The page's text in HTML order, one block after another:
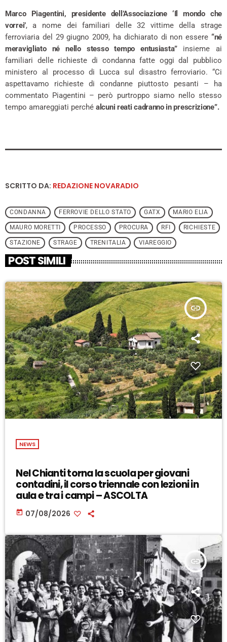
Marco Piagentini, presidente dell’Associazione ‘Il mondo che
vorrei’, a nome dei familiari delle 32 vittime della strage
ferroviaria del 29 giugno 2009, ha dichiarato di non essere “né
meravigliato né nello stesso tempo entusiasta”insieme ai
familiari delle richieste di condanna fatte oggi dal pubblico
ministero al processo di Lucca sul disastro ferroviario. “Ci
aspettavamo richieste di condanne piuttosto pesanti – ha
commentato Piagentini – però purtroppo siamo nello stesso
tempo amareggiati perché alcuni reati cadranno in prescrizione”.
SCRITTO DA: REDAZIONE NOVARADIO
CONDANNA FERROVIE DELLO STATO GATX MARIO ELIA
MAURO MORETTI PROCESSO PROCURA RFI RICHIESTE
STAZIONE STRAGE TRENITALIA VIAREGGIO
POST SIMILI
insert_link
NEWS
Nel Chianti torna la scuola per giovani
contadini, il corso triennale con lezioni in
aula e tra i campi – ASCOLTA
today 07/08/2026
insert_link